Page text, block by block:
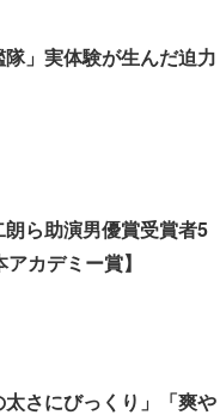
」実体験が生んだ迫力
ら助演男優賞受賞者5
カデミー賞】
さにびっくり」「爽や